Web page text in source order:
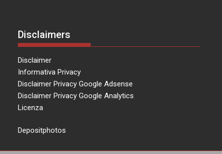
Disclaimers
Disclaimer
Informativa Privacy
Disclaimer Privacy Google Adsense
Disclaimer Privacy Google Analytics
Licenza
Depositphotos